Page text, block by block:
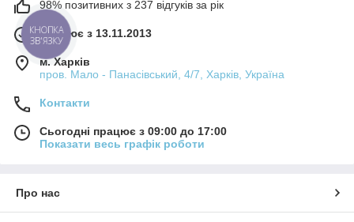
98% позитивних з 237 відгуків за рік
Працює з 13.11.2013
м. Харків
пров. Мало - Панасівський, 4/7, Харків, Україна
Контакти
Сьогодні працює з 09:00 до 17:00
Показати весь графік роботи
Про нас
КНОПКА
ЗВ'ЯЗКУ